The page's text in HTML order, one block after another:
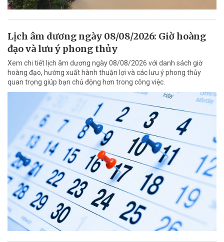
Lịch âm dương ngày 08/08/2026: Giờ hoàng
đạo và lưu ý phong thủy
Xem chi tiết lịch âm dương ngày 08/08/2026 với danh sách giờ
hoàng đạo, hướng xuất hành thuận lợi và các lưu ý phong thủy
quan trọng giúp bạn chủ động hơn trong công việc.